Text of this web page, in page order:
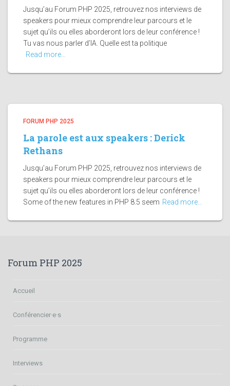
Jusqu’au Forum PHP 2025, retrouvez nos interviews de
speakers pour mieux comprendre leur parcours et le
sujet qu’ils ou elles aborderont lors de leur conférence !
Tu vas nous parler d’IA. Quelle est ta politique
Read more…
FORUM PHP 2025
La parole est aux speakers : Derick
Rethans
Jusqu’au Forum PHP 2025, retrouvez nos interviews de
speakers pour mieux comprendre leur parcours et le
sujet qu’ils ou elles aborderont lors de leur conférence !
Some of the new features in PHP 8.5 seem Read more…
Forum PHP 2025
Accueil
Conférencier·e·s
Programme
Interviews